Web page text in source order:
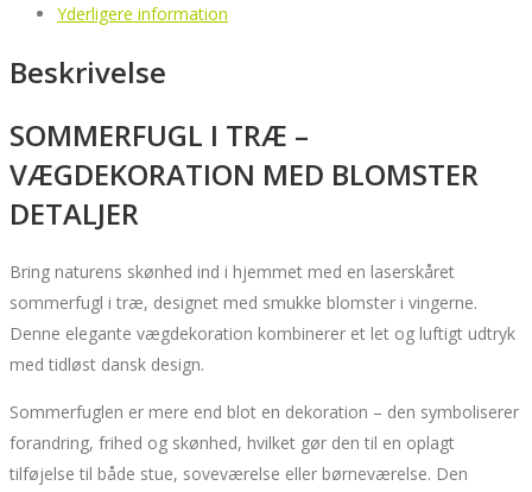
Yderligere information
Beskrivelse
SOMMERFUGL I TRÆ –
VÆGDEKORATION MED BLOMSTER
DETALJER
Bring naturens skønhed ind i hjemmet med en laserskåret
sommerfugl i træ, designet med smukke blomster i vingerne.
Denne elegante vægdekoration kombinerer et let og luftigt udtryk
med tidløst dansk design.
Sommerfuglen er mere end blot en dekoration – den symboliserer
forandring, frihed og skønhed, hvilket gør den til en oplagt
tilføjelse til både stue, soveværelse eller børneværelse. Den